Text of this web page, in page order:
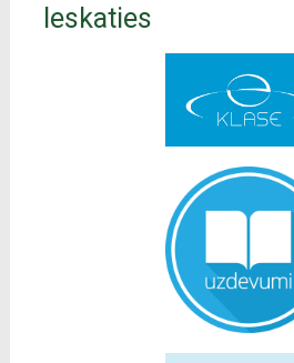
Ieskaties